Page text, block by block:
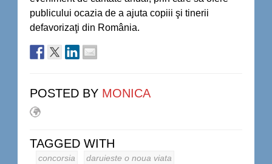
publicului ocazia de a ajuta copiii şi tinerii
defavorizaţi din România.
POSTED BY MONICA
TAGGED WITH
concorsia daruieste o noua viata